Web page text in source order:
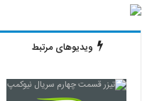
ویدیوهای مرتبط